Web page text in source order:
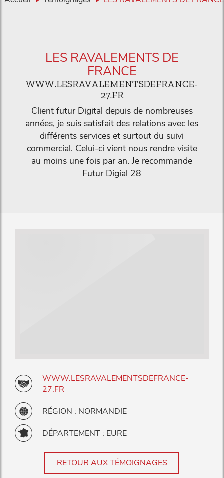
LES RAVALEMENTS DE
FRANCE
WWW.LESRAVALEMENTSDEFRANCE-
27.FR
Client futur Digital depuis de nombreuses
années, je suis satisfait des relations avec les
différents services et surtout du suivi
commercial. Celui-ci vient nous rendre visite
au moins une fois par an. Je recommande
Futur Digial 28
WWW.LESRAVALEMENTSDEFRANCE-
27.FR
RÉGION : NORMANDIE
DÉPARTEMENT : EURE
RETOUR AUX TÉMOIGNAGES